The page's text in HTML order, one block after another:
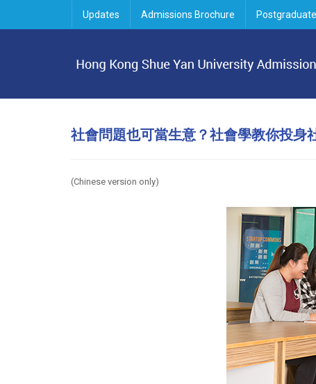
Updates Admissions Brochure
社會問題也可當生意？社會學教你投身
(Chinese version only)